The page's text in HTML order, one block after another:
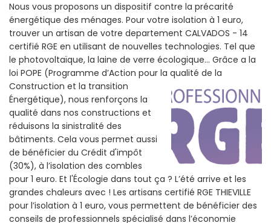
Nous vous proposons un dispositif contre la précarité
énergétique des ménages. Pour votre isolation à 1 euro,
trouver un artisan de votre departement CALVADOS - 14
certifié RGE en utilisant de nouvelles technologies. Tel que
le photovoltaïque, la laine de verre écologique... Grâce a la
loi POPE (Programme d’Action pour la qualité de la
Construction et la transition
Énergétique), nous renforçons la
qualité dans nos constructions et
réduisons la sinistralité des
bâtiments. Cela vous permet aussi
de bénéficier du Crédit d'impôt
(30%), à l’isolation des combles
pour 1 euro. Et l'Écologie dans tout ça ? L’été arrive et les
grandes chaleurs avec ! Les artisans certifié RGE THIEVILLE
pour l’isolation à 1 euro, vous permettent de bénéficier des
conseils de professionnels spécialisé dans l’économie